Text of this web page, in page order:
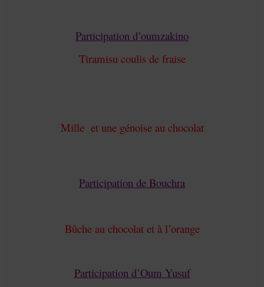
Participation d’oumzakino
Tiramisu coulis de fraise
Mille et une génoise au chocolat
Participation de Bouchra
Bûche au chocolat et à l’orange
Participation d’Oum Yusuf